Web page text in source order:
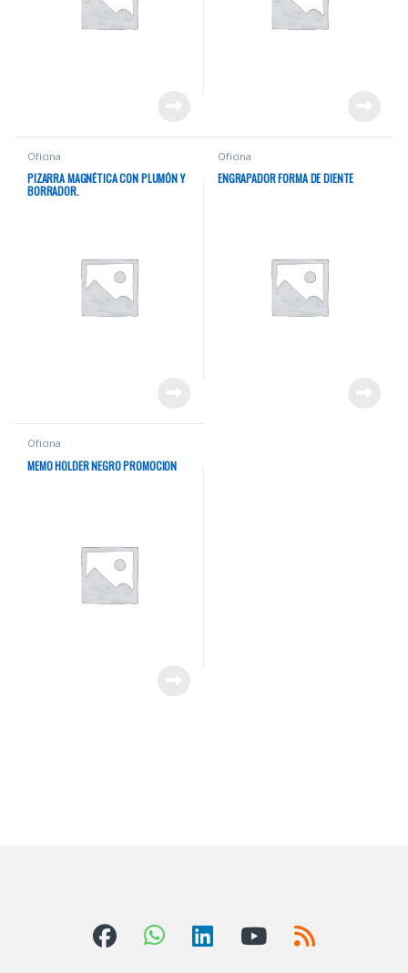
Oficina
PIZARRA MAGNÉTICA CON PLUMÓN Y
BORRADOR.
Oficina
ENGRAPADOR FORMA DE DIENTE
Oficina
MEMO HOLDER NEGRO PROMOCION